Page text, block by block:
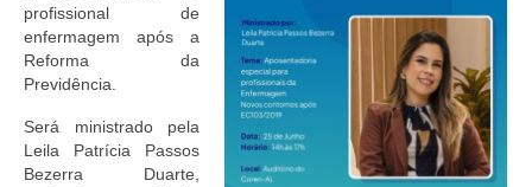
Eleições 2023
Eleições Anteriores
Agenda do presidente
Editais e licitação
profissional de
enfermagem após a
Reforma da
Previdência.
Será ministrado pela
Leila Patrícia Passos
Bezerra Duarte,